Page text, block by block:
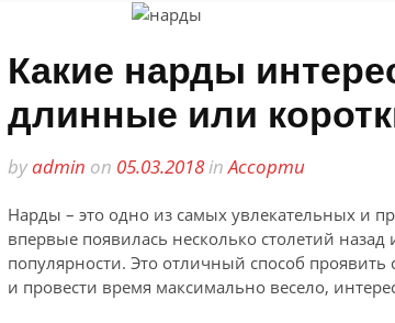
Какие нарды
длинные или
byadmin on 05.03.2018inАссорти
Нарды – это одно из самых увлекательных и
впервые появилась несколько столетий назад
популярности. Это отличный способ проявить
и провести время максимально весело,